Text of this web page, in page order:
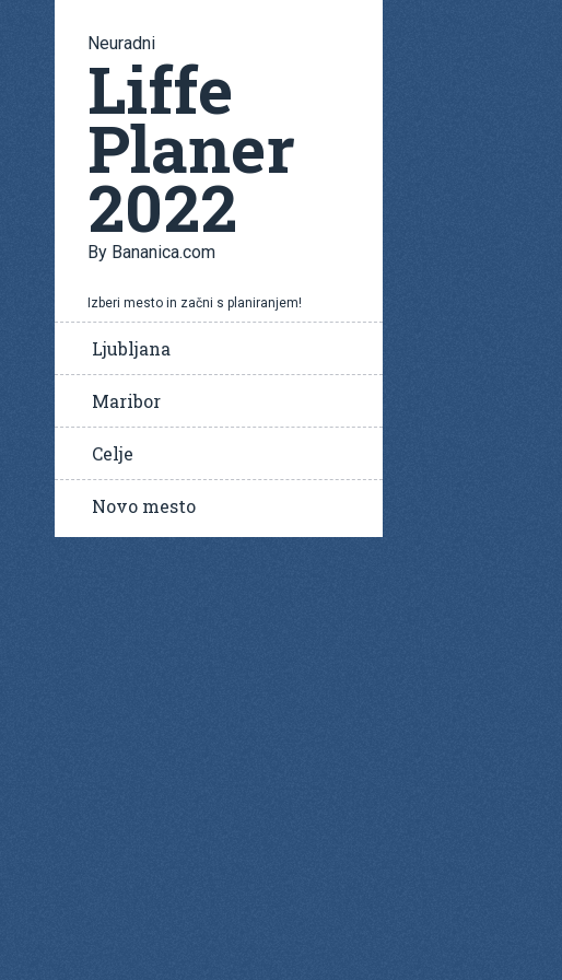
Neuradni
Liffe
Planer
2022
By Bananica.com
Izberi mesto in začni s planiranjem!
Ljubljana
Maribor
Celje
Novo mesto